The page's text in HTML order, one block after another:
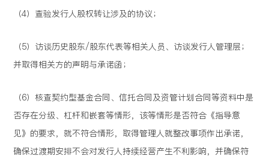
（4）查验发行人股权转让涉及的协议；
（5）访谈历史股东/股东代表等相关人员、访谈发行人管理层；
并取得相关方的声明与承诺函；
（6）核查契约型基金合同、信托合同及资管计划合同等资料中是
否存在分级、杠杆和嵌套等情形，该等情形是否符合《指导意
见》的要求，就不符合情形，取得管理人就整改事项作出承诺，
确保过渡期安排不会对发行人持续经营产生不利影响，并确保符